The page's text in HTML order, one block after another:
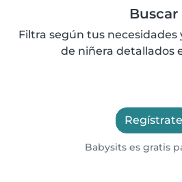
Buscar
Filtra según tus necesidades
de niñera detallados
Regístrate
Babysits es gratis